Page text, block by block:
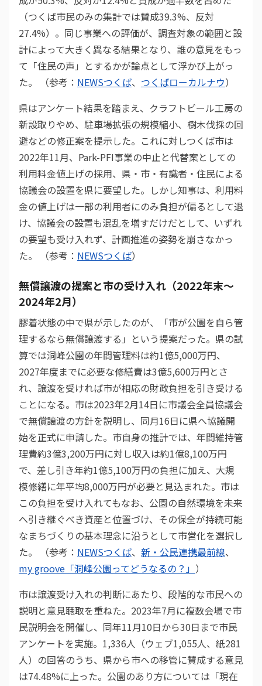
（つくば市民のみの集計では賛成39.3%、反対
27.4%）。同じ事業への評価が、調査対象の範囲と設
計によって大きく異なる結果となり、誰の意見をもっ
て「住民の声」とするかが論点として浮かび上がっ
た。 （参考： NEWSつくば、 つくばローカルナウ）
県はアンケート結果を踏まえ、クラフトビール工房の
新設取りやめ、駐車場拡張の規模縮小、樹木伐採の回
避などの修正案を提示した。これに対しつくば市は
2022年11月、Park-PFI事業の中止と代替案としての
利用料金値上げの採用、県・市・有識者・住民による
協議会の設置を県に要望した。しかし知事は、利用料
金の値上げは一部の利用者にのみ負担が偏るとして退
け、協議会の設置も混乱を増すだけだとして、いずれ
の要望も受け入れず、計画推進の姿勢を崩さなかっ
た。 （参考： NEWSつくば）
無償譲渡の提案と市の受け入れ（2022年末〜
2024年2月）
膠着状態の中で県が示したのが、「市が公園を自ら管
理するなら無償譲渡する」という提案だった。県の試
算では洞峰公園の年間管理料は約1億5,000万円、
2027年度までに必要な修繕費は3億5,600万円とさ
れ、譲渡を受ければ市が相応の財政負担を引き受ける
ことになる。市は2023年2月14日に市議会全員協議会
で無償譲渡の方針を説明し、同月16日に県へ協議開
始を正式に申請した。市自身の推計では、年間維持管
理費約3億3,200万円に対し収入は約1億8,100万円
で、差し引き年約1億5,100万円の負担に加え、大規
模修繕に年平均8,000万円が必要と見込まれた。市は
この負担を受け入れてもなお、公園の自然環境を未来
へ引き継ぐべき資産と位置づけ、その保全が持続可能
なまちづくりの基本理念に沿うとして市営化を選択し
た。 （参考： NEWSつくば、 新・公民連携最前線、
my groove「洞峰公園ってどうなるの？」 ）
市は譲渡受け入れの判断にあたり、段階的な市民への
説明と意見聴取を重ねた。2023年7月に複数会場で市
民説明会を開催し、同年11月10日から30日まで市民
アンケートを実施。1,336人（ウェブ1,055人、紙281
人）の回答のうち、県から市への移管に賛成する意見
は74.48%に上った。公園のあり方については「現在